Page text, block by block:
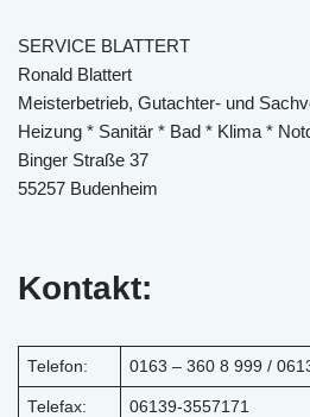
SERVICE BLATTERT
Ronald Blattert
Meisterbetrieb, Gutachter- und
Heizung * Sanitär * Bad * Klima *
Binger Straße 37
55257 Budenheim
Kontakt:
Telefon: 0163 – 360 8 999 /
Telefax: 06139-3557171